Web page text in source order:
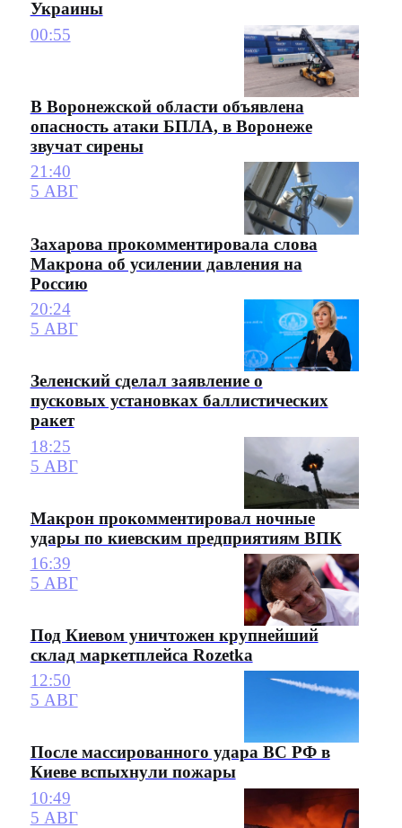
Украины
00:55
В Воронежской области объявлена
опасность атаки БПЛА, в Воронеже
звучат сирены
21:40
5 АВГ
Захарова прокомментировала слова
Макрона об усилении давления на
Россию
20:24
5 АВГ
Зеленский сделал заявление о
пусковых установках баллистических
ракет
18:25
5 АВГ
Макрон прокомментировал ночные
удары по киевским предприятиям ВПК
16:39
5 АВГ
Под Киевом уничтожен крупнейший
склад маркетплейса Rozetka
12:50
5 АВГ
После массированного удара ВС РФ в
Киеве вспыхнули пожары
10:49
5 АВГ